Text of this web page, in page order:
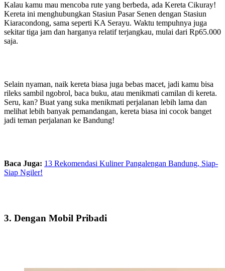
Kalau kamu mau mencoba rute yang berbeda, ada Kereta Cikuray!
Kereta ini menghubungkan Stasiun Pasar Senen dengan Stasiun
Kiaracondong, sama seperti KA Serayu. Waktu tempuhnya juga
sekitar tiga jam dan harganya relatif terjangkau, mulai dari Rp65.000
saja.
Selain nyaman, naik kereta biasa juga bebas macet, jadi kamu bisa
rileks sambil ngobrol, baca buku, atau menikmati camilan di kereta.
Seru, kan? Buat yang suka menikmati perjalanan lebih lama dan
melihat lebih banyak pemandangan, kereta biasa ini cocok banget
jadi teman perjalanan ke Bandung!
Baca Juga: 13 Rekomendasi Kuliner Pangalengan Bandung, Siap-
Siap Ngiler!
3. Dengan Mobil Pribadi